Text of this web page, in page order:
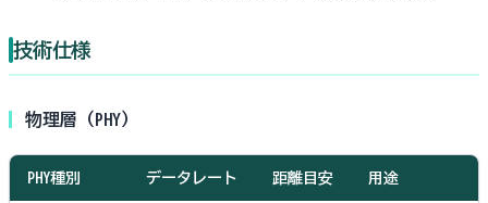
技術仕様
物理層（PHY）
PHY種別 データレート 距離目安 用途